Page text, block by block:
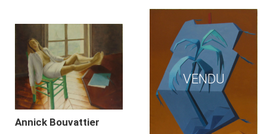
VENDU
Annick Bouvattier